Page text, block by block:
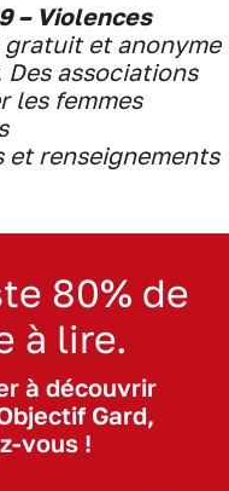
– Violences
gratuit et anonyme
associations
les femmes
et renseignements
80% de
à lire.
à découvrir
Gard,
vous !